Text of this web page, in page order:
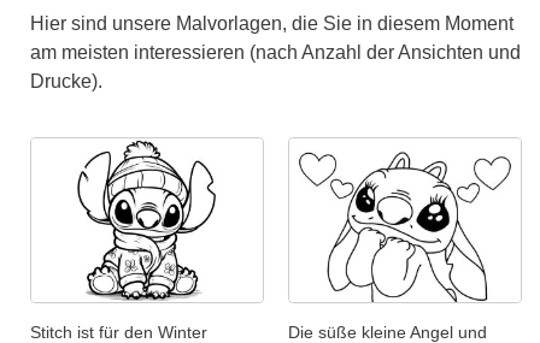
Hier sind unsere Malvorlagen, die Sie in diesem Moment
am meisten interessieren (nach Anzahl der Ansichten und
Drucke).
Stitch ist für den Winter
Die süße kleine Angel und